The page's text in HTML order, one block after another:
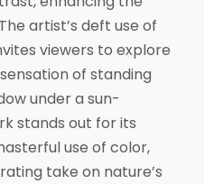
artist’s deft use of
viewers to explore
of standing
under a sun-
stands out for its
use of color,
take on nature’s